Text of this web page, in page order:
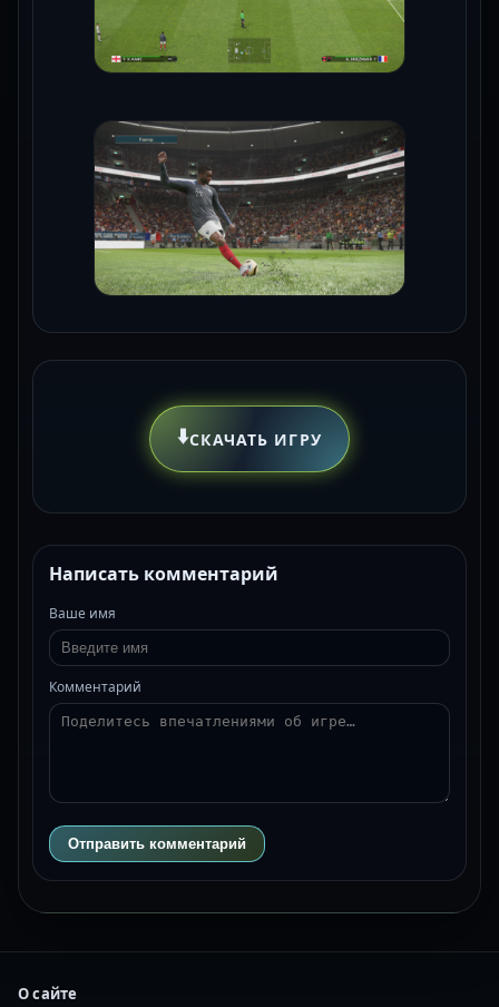
⬇️СКАЧАТЬ ИГРУ
Написать комментарий
Ваше имя
Комментарий
Отправить комментарий
О сайте